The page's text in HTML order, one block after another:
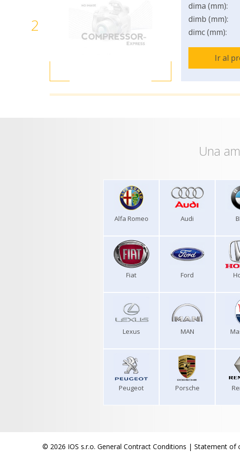
2
dima (mm):
dimb (mm):
dimc (mm):
Ir al
Una
Alfa Romeo Audi
Fiat Ford
Lexus MAN
Peugeot Porsche
© 2026 IOS s.r.o. General Contract Conditions | Statement of